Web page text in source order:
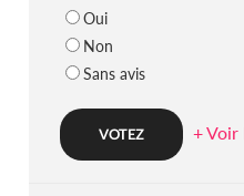
Oui
Non
Sans avis
+ Voir